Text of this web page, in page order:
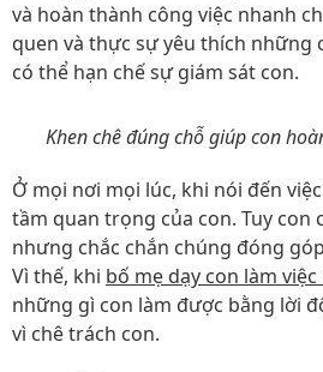
và hoàn thành công việc nhanh
quen và thực sự yêu thích những
có thể hạn chế sự giám sát con.
Khen chê đúng chỗ giúp con
Ở mọi nơi mọi lúc, khi nói đến
tầm quan trọng của con. Tuy con
nhưng chắc chắn chúng đóng
Vì thế, khi bố mẹ dạy con làm việc
những gì con làm được bằng lời
vì chê trách con.